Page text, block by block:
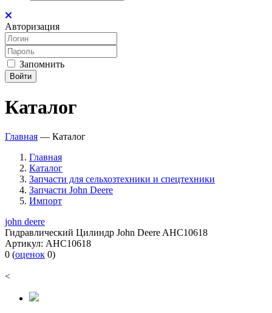
Авторизация
Запомнить
Войти
Каталог
Главная — Каталог
Главная
Каталог
Запчасти для сельхозтехники и спецтехники
Запчасти John Deere
Импорт
john deere
Гидравлический Цилиндр John Deere AHC10618
Артикул: AHC10618
0 (оценок 0)
<